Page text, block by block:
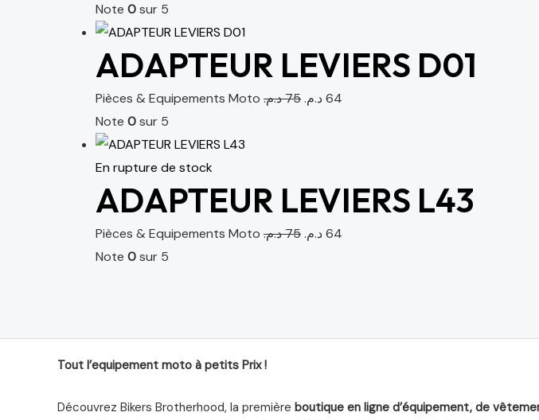
Note 0sur 5
ADAPTEUR LEVIERS D01
Pièces & Equipements Moto 75د.م. 64د.م.
Note 0sur 5
En rupture de stock
ADAPTEUR LEVIERS L43
Pièces & Equipements Moto 75د.م. 64د.م.
Note 0sur 5
Tout l’equipement moto à petits Prix !
Découvrez Bikers Brotherhood, la première boutique en ligne d’équipement, de